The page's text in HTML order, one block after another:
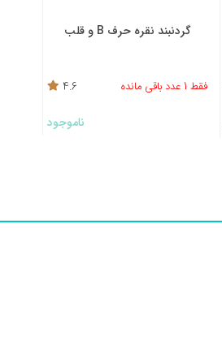
گردنبند نقره حرف B و قلب
فقط 1 عدد باقی مانده
4.6
ناموجود